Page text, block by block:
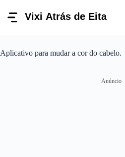
para
Aplicativo para mudar a cor do cabelo.
Anúncio